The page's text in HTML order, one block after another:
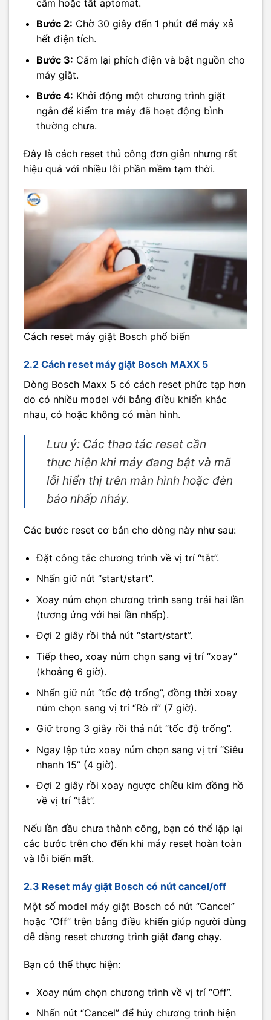
cắm hoặc tắt aptomat.
Bước 2: Chờ 30 giây đến 1 phút để máy xả
hết điện tích.
Bước 3: Cắm lại phích điện và bật nguồn cho
máy giặt.
Bước 4: Khởi động một chương trình giặt
ngắn để kiểm tra máy đã hoạt động bình
thường chưa.
Đây là cách reset thủ công đơn giản nhưng rất
hiệu quả với nhiều lỗi phần mềm tạm thời.
Cách reset máy giặt Bosch phổ biến
2.2 Cách reset máy giặt Bosch MAXX 5
Dòng Bosch Maxx 5 có cách reset phức tạp hơn
do có nhiều model với bảng điều khiển khác
nhau, có hoặc không có màn hình.
Lưu ý: Các thao tác reset cần
thực hiện khi máy đang bật và mã
lỗi hiển thị trên màn hình hoặc đèn
báo nhấp nháy.
Các bước reset cơ bản cho dòng này như sau:
Đặt công tắc chương trình về vị trí “tắt”.
Nhấn giữ nút “start/start”.
Xoay núm chọn chương trình sang trái hai lần
(tương ứng với hai lần nhấp).
Đợi 2 giây rồi thả nút “start/start”.
Tiếp theo, xoay núm chọn sang vị trí “xoay”
(khoảng 6 giờ).
Nhấn giữ nút “tốc độ trống”, đồng thời xoay
núm chọn sang vị trí “Rò rỉ” (7 giờ).
Giữ trong 3 giây rồi thả nút “tốc độ trống”.
Ngay lập tức xoay núm chọn sang vị trí “Siêu
nhanh 15” (4 giờ).
Đợi 2 giây rồi xoay ngược chiều kim đồng hồ
về vị trí “tắt”.
Nếu lần đầu chưa thành công, bạn có thể lặp lại
các bước trên cho đến khi máy reset hoàn toàn
và lỗi biến mất.
2.3 Reset máy giặt Bosch có nút cancel/off
Một số model máy giặt Bosch có nút “Cancel”
hoặc “Off” trên bảng điều khiển giúp người dùng
dễ dàng reset chương trình giặt đang chạy.
Bạn có thể thực hiện:
Xoay núm chọn chương trình về vị trí “Off”.
Nhấn nút “Cancel” để hủy chương trình hiện